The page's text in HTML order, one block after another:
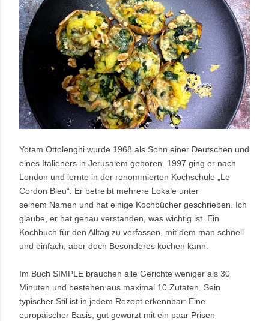
Yotam Ottolenghi wurde 1968 als Sohn einer Deutschen und
eines Italieners in Jerusalem geboren. 1997 ging er nach
London und lernte in der renommierten Kochschule „Le
Cordon Bleu“. Er betreibt mehrere Lokale unter
seinem Namen und hat einige Kochbücher geschrieben. Ich
glaube, er hat genau verstanden, was wichtig ist. Ein
Kochbuch für den Alltag zu verfassen, mit dem man schnell
und einfach, aber doch Besonderes kochen kann.
Im Buch SIMPLE brauchen alle Gerichte weniger als 30
Minuten und bestehen aus maximal 10 Zutaten. Sein
typischer Stil ist in jedem Rezept erkennbar: Eine
europäischer Basis, gut gewürzt mit ein paar Prisen